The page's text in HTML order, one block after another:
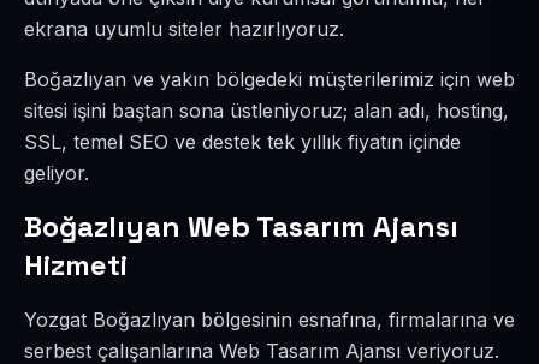
ekrana uyumlu siteler hazırlıyoruz.
Boğazlıyan ve yakın bölgedeki müşterilerimiz için web
sitesi işini baştan sona üstleniyoruz; alan adı, hosting,
SSL, temel SEO ve destek tek yıllık fiyatın içinde
geliyor.
Boğazlıyan Web Tasarım Ajansı
Hizmeti
Yozgat Boğazlıyan bölgesinin esnafına, firmalarına ve
serbest çalışanlarına Web Tasarım Ajansı veriyoruz.